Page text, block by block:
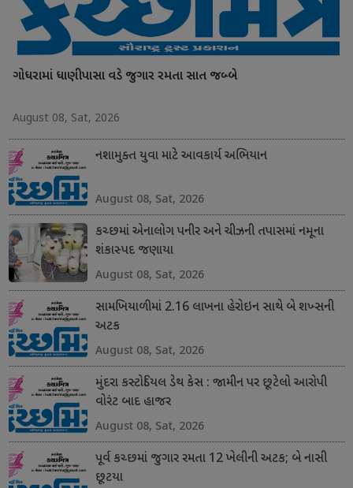
ગોધરામાં ધાણીપાસા વડે જુગાર રમતા સાત જબ્બે
August 08, Sat, 2026
નશામુક્ત યુવા માટે આવકાર્ય અભિયાન
August 08, Sat, 2026
કચ્છમાં એનાલોગ પનીર અને ચીઝની તપાસમાં નમૂના
શંકાસ્પદ જણાયા
August 08, Sat, 2026
સામખિયાળીમાં 2.16 લાખના હેરોઇન સાથે બે શખ્સની
અટક
August 08, Sat, 2026
મુંદરા કસ્ટોડિયલ ડેથ કેસ : જામીન પર છૂટેલો આરોપી
વોરંટ બાદ હાજર
August 08, Sat, 2026
પૂર્વ કચ્છમાં જુગાર રમતા 12 ખેલીની અટક; બે નાસી
છૂટયા